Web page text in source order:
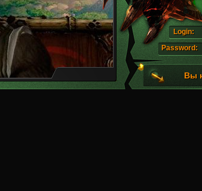
Login:
Password:
Вы